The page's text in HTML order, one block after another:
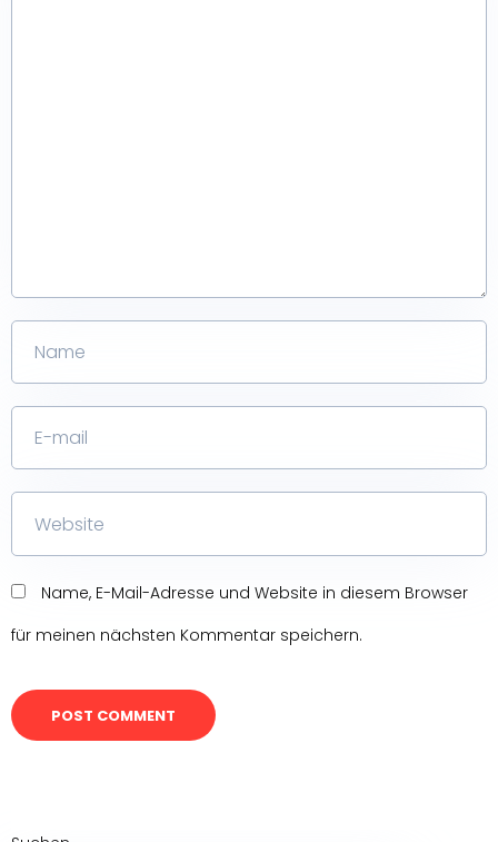
Name, E-Mail-Adresse und Website in diesem Browser
für meinen nächsten Kommentar speichern.